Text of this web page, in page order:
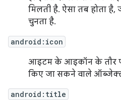
मिलती है. ऐसा तब होता
चुनता है.
android:icon
आइटम के आइकॉन के तौर
किए जा सकने वाले
android:title